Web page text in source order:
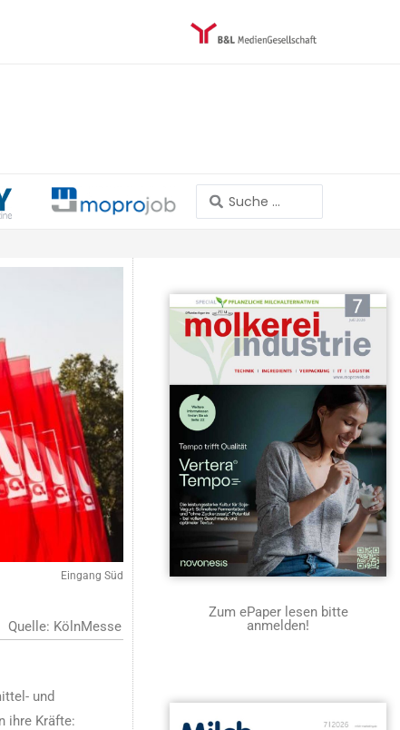
Search
...
Eingang Süd
Quelle: KölnMesse
und
ihre Kräfte:
Zum ePaper lesen bitte
anmelden!